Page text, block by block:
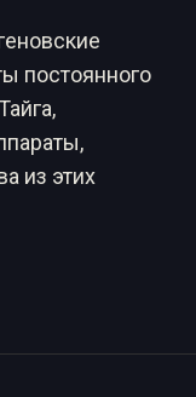
постоянного
из этих